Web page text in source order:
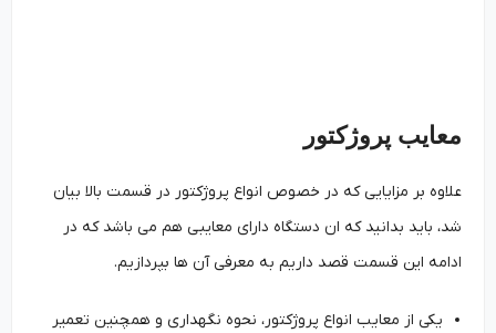
معایب پروژکتور
علاوه بر مزایایی که در خصوص انواع پروژکتور در قسمت بالا بیان
شد، باید بدانید که ان دستگاه دارای معایبی هم می باشد که در
ادامه این قسمت قصد داریم به معرفی آن ها بپردازیم.
یکی از معایب انواع پروژکتور، نحوه نگهداری و همچنین تعمیر